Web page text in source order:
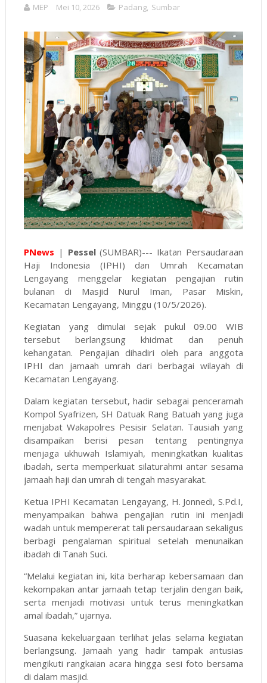
MEP Mei 10, 2026 Padang, Sumbar
PNews | Pessel(SUMBAR)--- Ikatan Persaudaraan
Haji Indonesia (IPHI) dan Umrah Kecamatan
Lengayang menggelar kegiatan pengajian rutin
bulanan di Masjid Nurul Iman, Pasar Miskin,
Kecamatan Lengayang, Minggu (10/5/2026).
Kegiatan yang dimulai sejak pukul 09.00 WIB
tersebut berlangsung khidmat dan penuh
kehangatan. Pengajian dihadiri oleh para anggota
IPHI dan jamaah umrah dari berbagai wilayah di
Kecamatan Lengayang.
Dalam kegiatan tersebut, hadir sebagai penceramah
Kompol Syafrizen, SH Datuak Rang Batuah yang juga
menjabat Wakapolres Pesisir Selatan. Tausiah yang
disampaikan berisi pesan tentang pentingnya
menjaga ukhuwah Islamiyah, meningkatkan kualitas
ibadah, serta memperkuat silaturahmi antar sesama
jamaah haji dan umrah di tengah masyarakat.
Ketua IPHI Kecamatan Lengayang, H. Jonnedi, S.Pd.I,
menyampaikan bahwa pengajian rutin ini menjadi
wadah untuk mempererat tali persaudaraan sekaligus
berbagi pengalaman spiritual setelah menunaikan
ibadah di Tanah Suci.
“Melalui kegiatan ini, kita berharap kebersamaan dan
kekompakan antar jamaah tetap terjalin dengan baik,
serta menjadi motivasi untuk terus meningkatkan
amal ibadah,” ujarnya.
Suasana kekeluargaan terlihat jelas selama kegiatan
berlangsung. Jamaah yang hadir tampak antusias
mengikuti rangkaian acara hingga sesi foto bersama
di dalam masjid.